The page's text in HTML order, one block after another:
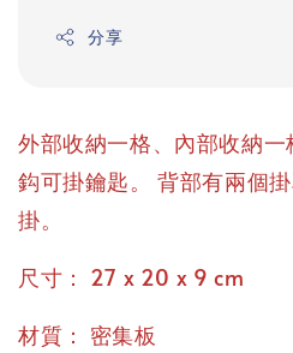
分享
外部收納一格、內部收納
鈎可掛鑰匙。 背部有兩個
掛。
尺寸 ： 27 x 20 x 9 cm
材質 ： 密集板